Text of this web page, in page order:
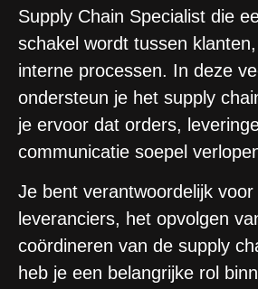
Supply Chain Specialist die
schakel wordt tussen
interne processen. In deze
ondersteun je het supply
je ervoor dat orders,
communicatie soepel
Je bent verantwoordelijk
leveranciers, het opvolgen
coördineren van de supply
heb je een belangrijke rol